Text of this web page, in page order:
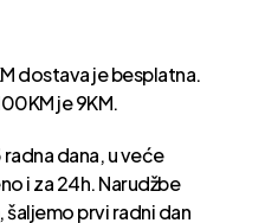
dostava je besplatna.
je 9KM.
dana, u veće
i za 24h. Narudžbe
prvi radni dan